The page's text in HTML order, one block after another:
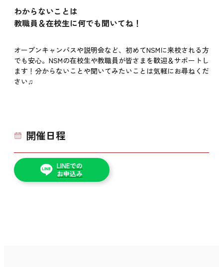
わからないことは
教職員＆在校生に何でも聞いてね！
オープンキャンパスや説明会など、初めてNSMに来校される方
でも安心。NSMの在校生や教職員が皆さまを歓迎＆サポートし
ます！分からないことや聞いてみたいことは気軽にお尋ねくだ
さい♫
開催日程
LINEでの
お申込み